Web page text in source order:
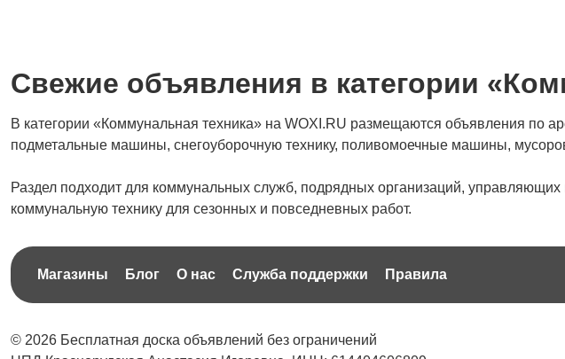
Свежие объявления в категории
В категории «Коммунальная техника» на WOXI.RU размещаются объявления по
подметальные машины, снегоуборочную технику, поливомоечные машины,
Раздел подходит для коммунальных служб, подрядных организаций,
коммунальную технику для сезонных и повседневных работ.
Магазины Блог О нас Служба поддержки Правила
© 2026 Бесплатная доска объявлений без ограничений